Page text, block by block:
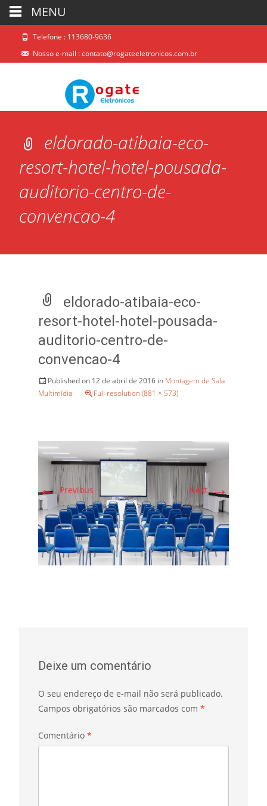
Telefone : 113680-9636
Nosso e-mail :contato@rogateeletronicos.com.br
eldorado-atibaia-eco-
resort-hotel-hotel-pousada-
auditorio-centro-de-
convencao-4
eldorado-atibaia-eco-
resort-hotel-hotel-pousada-
auditorio-centro-de-
convencao-4
Published on 12 de abril de 2016 in Montagem de Sala
Multimídia
Full resolution (881 × 573)
← Previous Next→
Deixe um comentário
O seu endereço de e-mail não será publicado.
Campos obrigatórios são marcados com *
Comentário *
MENU